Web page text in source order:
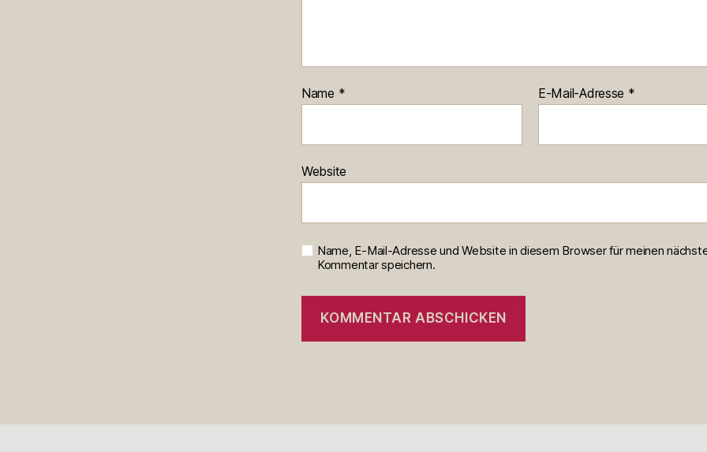
Name * E-Mail-Adresse *
Website
Name, E-Mail-Adresse und Website in diesem Browser für meinen
Kommentar speichern.